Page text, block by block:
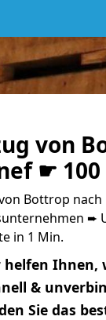
von
☛
Bottrop nach
➨
in 1 Min.
helfen Ihnen,
&
Sie das